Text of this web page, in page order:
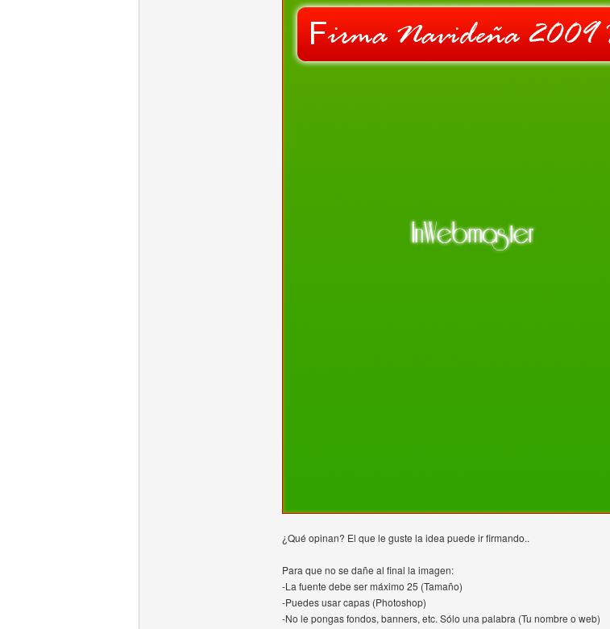
¿Qué opinan? El que le guste la idea puede ir firmando..
Para que no se dañe al final la imagen:
-La fuente debe ser máximo 25 (Tamaño)
-Puedes usar capas (Photoshop)
-No le pongas fondos, banners, etc. Sólo una palabra (Tu nombre o web)